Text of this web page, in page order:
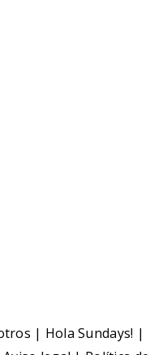
| Hola Sundays! |